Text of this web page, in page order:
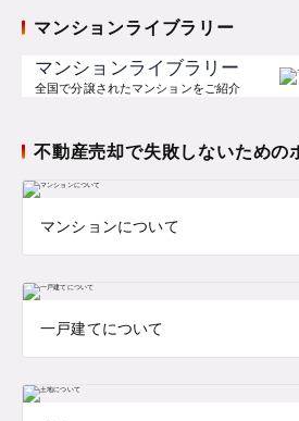
マンションライブラリー
マンションライブラリー
全国で分譲されたマンションをご紹介
不動産売却で失敗しないための
マンションについて
一戸建てについて